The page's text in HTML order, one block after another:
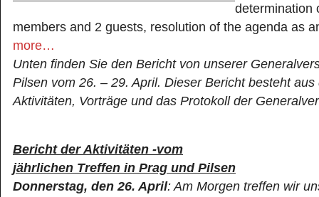
determination
members and 2 guests, resolution of the agenda as
more…
Unten finden Sie den Bericht von unserer
Pilsen vom 26. – 29. April. Dieser Bericht besteht aus
Aktivitäten, Vorträge und das Protokoll der
Bericht der Aktivitäten -vom
jährlichen Treffen in Prag und Pilsen
Donnerstag, den 26. April: Am Morgen treffen wir